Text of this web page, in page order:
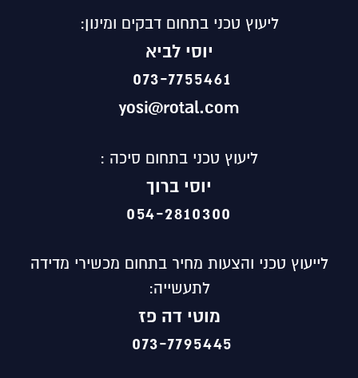
ליעוץ טכני בתחום דבקים ומינון:
יוסי לביא
073-7755461
yosi@rotal.com
ליעוץ טכני בתחום סיכה :
יוסי ברוך
054-2810300
לייעוץ טכני והצעות מחיר בתחום מכשירי מדידה
לתעשייה:
מוטי דה פז
073-7795445